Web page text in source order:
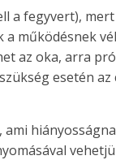
a fegyvert),
működésnek
az oka, arra
esetén